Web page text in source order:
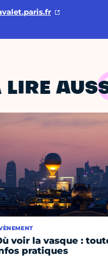
LIRE
voir la vasque :
pratiques